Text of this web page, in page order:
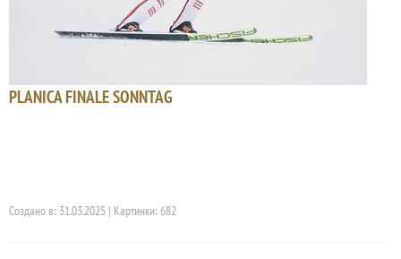
PLANICA FINALE SONNTAG
Создано в: 31.03.2025 | Картинки: 682